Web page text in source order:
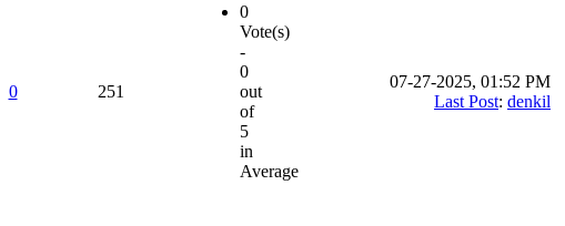
0 251
0
Vote(s)
-
0
out
of
5
in
Average
07-27-2025, 01:52 PM
Last Post: denkil